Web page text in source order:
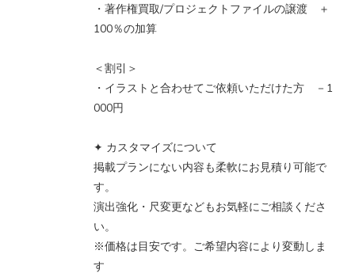
・著作権買取/プロジェクトファイルの譲渡 ＋
100％の加算
＜割引＞
・イラストと合わせてご依頼いただけた方 －1
000円
✦ カスタマイズについて
掲載プランにない内容も柔軟にお見積り可能で
す。
演出強化・尺変更などもお気軽にご相談くださ
い。
※価格は目安です。ご希望内容により変動しま
す